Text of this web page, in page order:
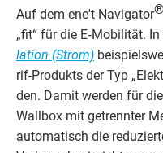
Auf dem ene't Navi­ga­tor®
„fit“ für die E‑Mobilität. In
la­ti­on (Strom)
rif-Pro­dukts der Typ „
den. Damit wer­den für
Wall­box mit getrenn­ter
auto­ma­tisch die